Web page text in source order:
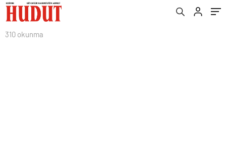
310 okunma